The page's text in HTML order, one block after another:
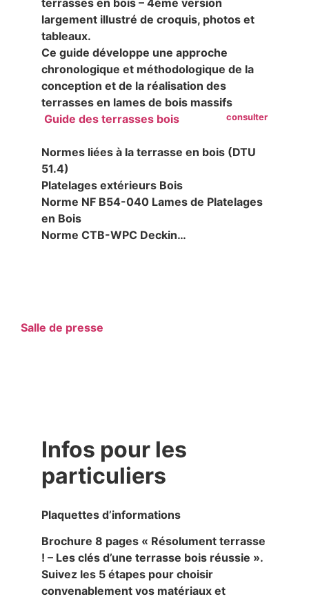
largement illustré de croquis, photos et
tableaux.
Ce guide développe une approche
chronologique et méthodologique de la
conception et de la réalisation des
terrasses en lames de bois massifs
Guide des terrasses bois
Normes liées à la terrasse en bois (DTU
51.4)
Platelages extérieurs Bois
Norme NF B54-040 Lames de Platelages
en Bois
Norme CTB-WPC Deckin…
Salle de presse
Infos pour les
particuliers
Plaquettes d’informations
Brochure 8 pages « Résolument terrasse
! – Les clés d’une terrasse bois réussie ».
Suivez les 5 étapes pour choisir
convenablement vos matériaux et